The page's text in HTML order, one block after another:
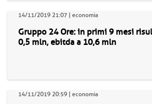
14/11/2019 21:07 | economia
Gruppo 24 Ore: in primi 9 mesi
0,5 mln, ebitda a 10,6 mln
14/11/2019 20:59 | economia